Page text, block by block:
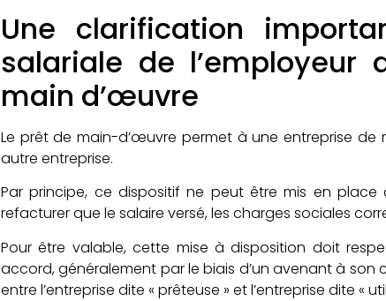
Une clarification
salariale de
main d’œuvre
Le prêt de main-d’œuvre permet à une entreprise de
autre entreprise.
Par principe, ce dispositif ne peut être mis en place
refacturer que le salaire versé, les charges sociales
Pour être valable, cette mise à disposition doit
accord, généralement par le biais d’un avenant à
entre l’entreprise dite « prêteuse » et l’entreprise dite «